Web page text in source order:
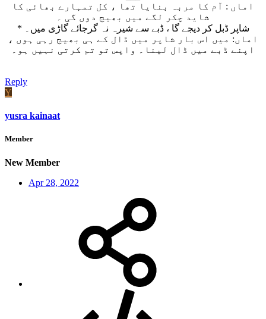
اماں : آم کا مربہ بنایا تھا ، کل تمہارے بھائی کا
شاید چکر لگے میں بھیج دوں گی ۔
* شاپر ڈبل کر دیجے گا ، ڈبے سے شیرہ نہ گرجائے گاڑی میں۔
اماں: میں اس بار شاپر میں ڈال کے ہی بھیج رہی ہوں ،
اپنے ڈبے میں ڈال لینا۔ واپس تو تم کرتی نہیں ہو۔
Reply
Y
yusra kainaat
Member
New Member
Apr 28, 2022